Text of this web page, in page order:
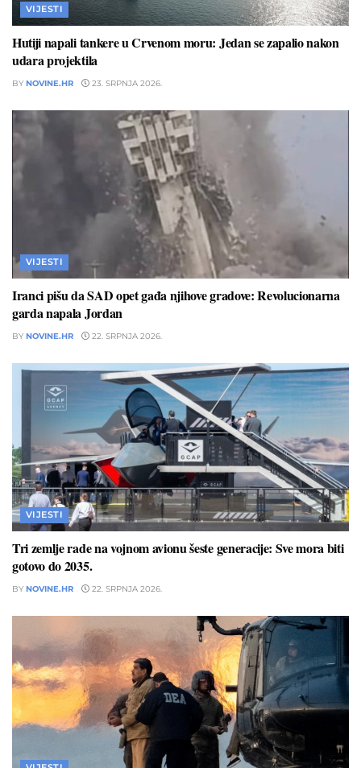
VIJESTI
Hutiji napali tankere u Crvenom moru: Jedan se zapalio nakon
udara projektila
BY NOVINE.HR 23. SRPNJA 2026.
VIJESTI
Iranci pišu da SAD opet gađa njihove gradove: Revolucionarna
garda napala Jordan
BY NOVINE.HR 22. SRPNJA 2026.
VIJESTI
Tri zemlje rade na vojnom avionu šeste generacije: Sve mora biti
gotovo do 2035.
BY NOVINE.HR 22. SRPNJA 2026.